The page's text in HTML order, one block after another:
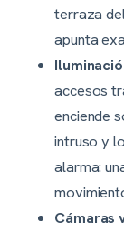
terraza
apunta
accesos
enciende
intruso y
alarma:
Cámaras